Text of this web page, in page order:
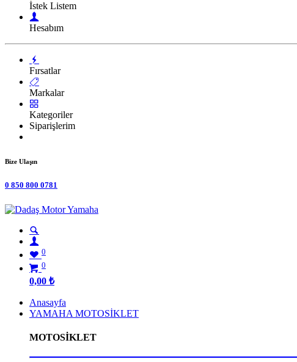
İstek Listem
Hesabım
Fırsatlar
Markalar
Kategoriler
Siparişlerim
Bize Ulaşın
0 850 800 0781
0
0
0,00 ₺
Anasayfa
YAMAHA MOTOSİKLET
MOTOSİKLET